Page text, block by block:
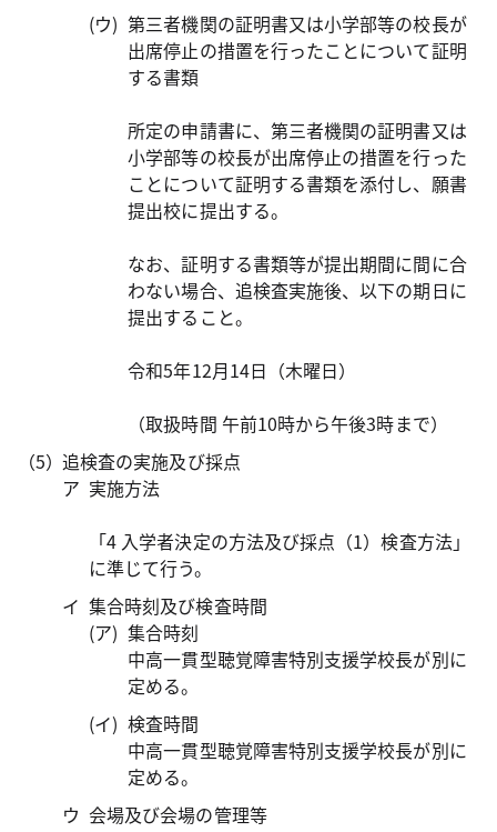
第三者機関の証明書又は小学部等の校長が
出席停止の措置を行ったことについて証明
する書類
所定の申請書に、第三者機関の証明書又は
小学部等の校長が出席停止の措置を行った
ことについて証明する書類を添付し、願書
提出校に提出する。
なお、証明する書類等が提出期間に間に合
わない場合、追検査実施後、以下の期日に
提出すること。
令和5年12月14日（木曜日）
（取扱時間 午前10時から午後3時まで）
追検査の実施及び採点
実施方法
「4 入学者決定の方法及び採点（1）検査方法」
に準じて行う。
集合時刻及び検査時間
集合時刻
中高一貫型聴覚障害特別支援学校長が別に
定める。
検査時間
中高一貫型聴覚障害特別支援学校長が別に
定める。
会場及び会場の管理等